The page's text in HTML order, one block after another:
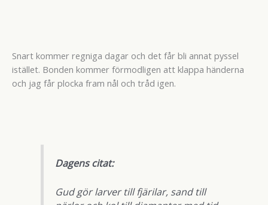
Snart kommer regniga dagar och det får bli annat pyssel
istället. Bonden kommer förmodligen att klappa händerna
och jag får plocka fram nål och tråd igen.
Dagens citat:
Gud gör larver till fjärilar, sand till